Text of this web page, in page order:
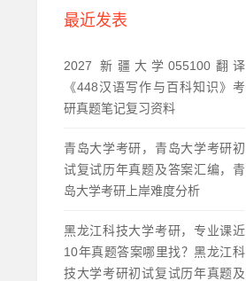
最近发表
2027 新疆大学055100翻译
《448汉语写作与百科知识》考
研真题笔记复习资料
青岛大学考研，青岛大学考研初
试复试历年真题及答案汇编，青
岛大学考研上岸难度分析
黑龙江科技大学考研，专业课近
10年真题答案哪里找？黑龙江科
技大学考研初试复试历年真题及